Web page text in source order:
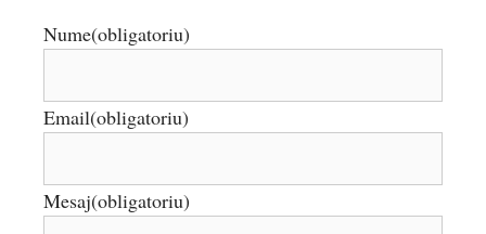
Nume(obligatoriu)
Email(obligatoriu)
Mesaj(obligatoriu)